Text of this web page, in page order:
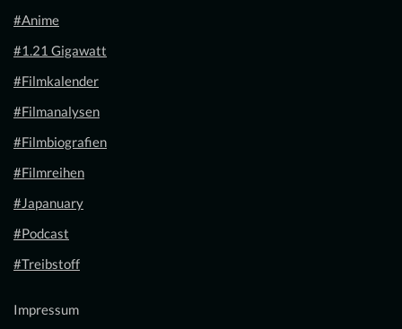
#Anime
#1.21 Gigawatt
#Filmkalender
#Filmanalysen
#Filmbiografien
#Filmreihen
#Japanuary
#Podcast
#Treibstoff
Impressum